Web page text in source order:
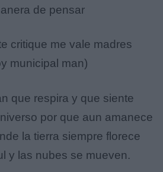
de pensar
critique me vale madres
municipal man)
que respira y que siente
por que aun amanece
la tierra siempre florece
y las nubes se mueven.